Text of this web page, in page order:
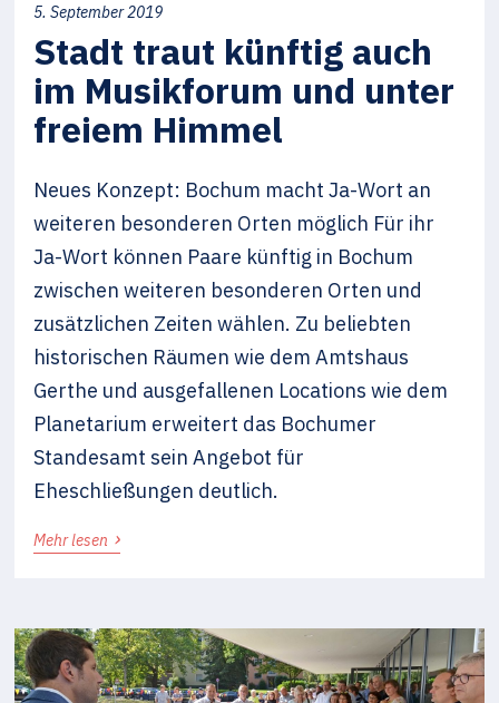
5. September 2019
Stadt traut künftig auch
im Musikforum und unter
freiem Himmel
Neues Konzept: Bochum macht Ja-Wort an
weiteren besonderen Orten möglich Für ihr
Ja-Wort können Paare künftig in Bochum
zwischen weiteren besonderen Orten und
zusätzlichen Zeiten wählen. Zu beliebten
historischen Räumen wie dem Amtshaus
Gerthe und ausgefallenen Locations wie dem
Planetarium erweitert das Bochumer
Standesamt sein Angebot für
Eheschließungen deutlich.
Mehr lesen ›